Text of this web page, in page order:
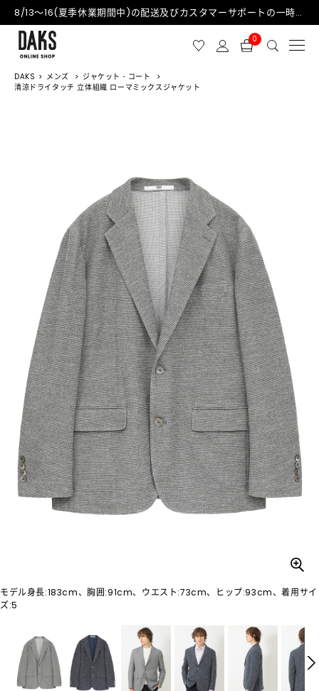
8/13～16(夏季休業期間中)の配送及びカスタマーサポートの一時停止について
0
DAKS メンズ
ジャケット・コート
清涼ドライタッチ 立体組織 ローマミックスジャケット
モデル身長:183cm、胸囲:91cm、ウエスト:73cm、ヒップ:93cm、着用サイ
ズ:5